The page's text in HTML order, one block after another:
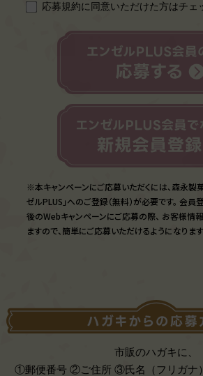
応募規約に同意いただけた方はチェ
※本キャンペーンにご応募いただくには、森永製
ゼルPLUS」へのご登録（無料）が必要です。 会員
後のWebキャンペーンにご応募の際、 お客様情
ますので、簡単にご応募いただけるようになります
市販のハガキに、
①郵便番号 ②ご住所 ③氏名（フリガナ